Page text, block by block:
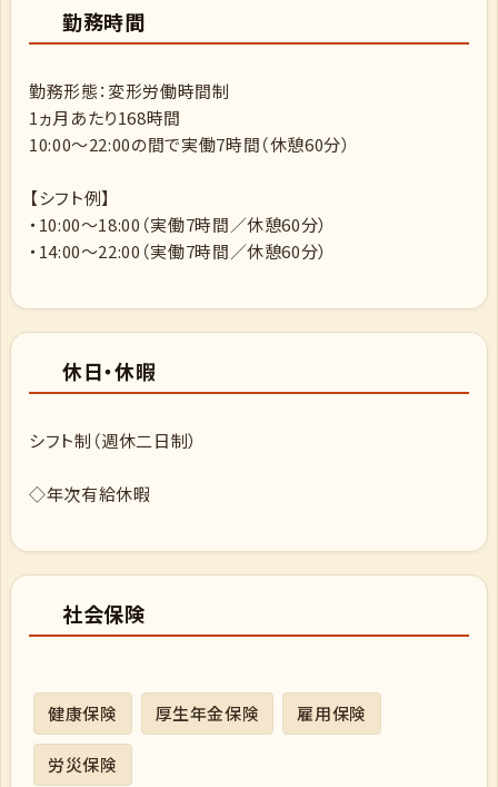
勤務時間
勤務形態：変形労働時間制
1ヵ月あたり168時間
10:00〜22:00の間で実働7時間（休憩60分）
【シフト例】
・10:00〜18:00（実働7時間／休憩60分）
・14:00〜22:00（実働7時間／休憩60分）
休日・休暇
シフト制（週休二日制）
◇年次有給休暇
社会保険
健康保険 厚生年金保険 雇用保険
労災保険